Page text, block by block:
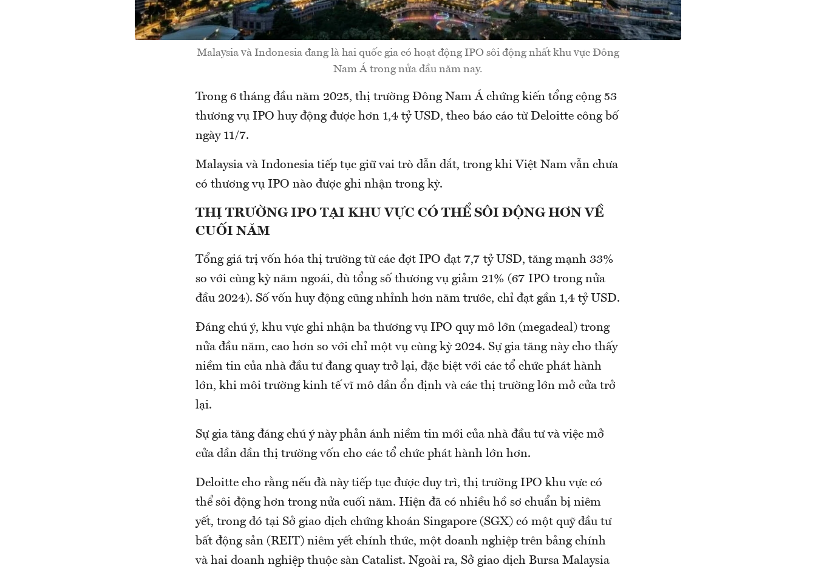
Malaysia và Indonesia đang là hai quốc gia có hoạt động IPO sôi động nhất khu vực Đông
Nam Á trong nửa đầu năm nay.
Trong 6 tháng đầu năm 2025, thị trường Đông Nam Á chứng kiến tổng cộng 53
thương vụ IPO huy động được hơn 1,4 tỷ USD, theo báo cáo từ Deloitte công bố
ngày 11/7.
Malaysia và Indonesia tiếp tục giữ vai trò dẫn dắt, trong khi Việt Nam vẫn chưa
có thương vụ IPO nào được ghi nhận trong kỳ.
THỊ TRƯỜNG IPO TẠI KHU VỰC CÓ THỂ SÔI ĐỘNG HƠN VỀ
CUỐI NĂM
Tổng giá trị vốn hóa thị trường từ các đợt IPO đạt 7,7 tỷ USD, tăng mạnh 33%
so với cùng kỳ năm ngoái, dù tổng số thương vụ giảm 21% (67 IPO trong nửa
đầu 2024). Số vốn huy động cũng nhỉnh hơn năm trước, chỉ đạt gần 1,4 tỷ USD.
Đáng chú ý, khu vực ghi nhận ba thương vụ IPO quy mô lớn (megadeal) trong
nửa đầu năm, cao hơn so với chỉ một vụ cùng kỳ 2024. Sự gia tăng này cho thấy
niềm tin của nhà đầu tư đang quay trở lại, đặc biệt với các tổ chức phát hành
lớn, khi môi trường kinh tế vĩ mô dần ổn định và các thị trường lớn mở cửa trở
lại.
Sự gia tăng đáng chú ý này phản ánh niềm tin mới của nhà đầu tư và việc mở
cửa dần dần thị trường vốn cho các tổ chức phát hành lớn hơn.
Deloitte cho rằng nếu đà này tiếp tục được duy trì, thị trường IPO khu vực có
thể sôi động hơn trong nửa cuối năm. Hiện đã có nhiều hồ sơ chuẩn bị niêm
yết, trong đó tại Sở giao dịch chứng khoán Singapore (SGX) có một quỹ đầu tư
bất động sản (REIT) niêm yết chính thức, một doanh nghiệp trên bảng chính
và hai doanh nghiệp thuộc sàn Catalist. Ngoài ra, Sở giao dịch Bursa Malaysia